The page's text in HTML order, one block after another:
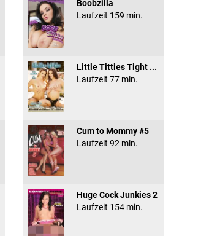
Boobzilla
Laufzeit 159 min.
Little Titties Tight ...
Laufzeit 77 min.
Cum to Mommy #5
Laufzeit 92 min.
Huge Cock Junkies 2
Laufzeit 154 min.